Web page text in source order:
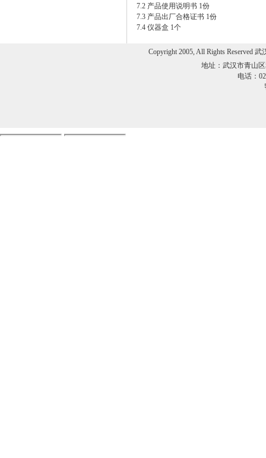
7.2 产品使用说明书 1份
7.3 产品出厂合格证书 1份
7.4 仪器盒 1个
Copyright 2005, All Rights Reserved
地址：武汉市青山
电话：